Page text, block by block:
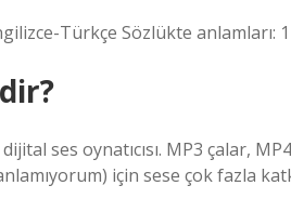
Türkçe Sözlükte anlamları:
dijital ses oynatıcısı. MP3 çalar,
için sese çok fazla